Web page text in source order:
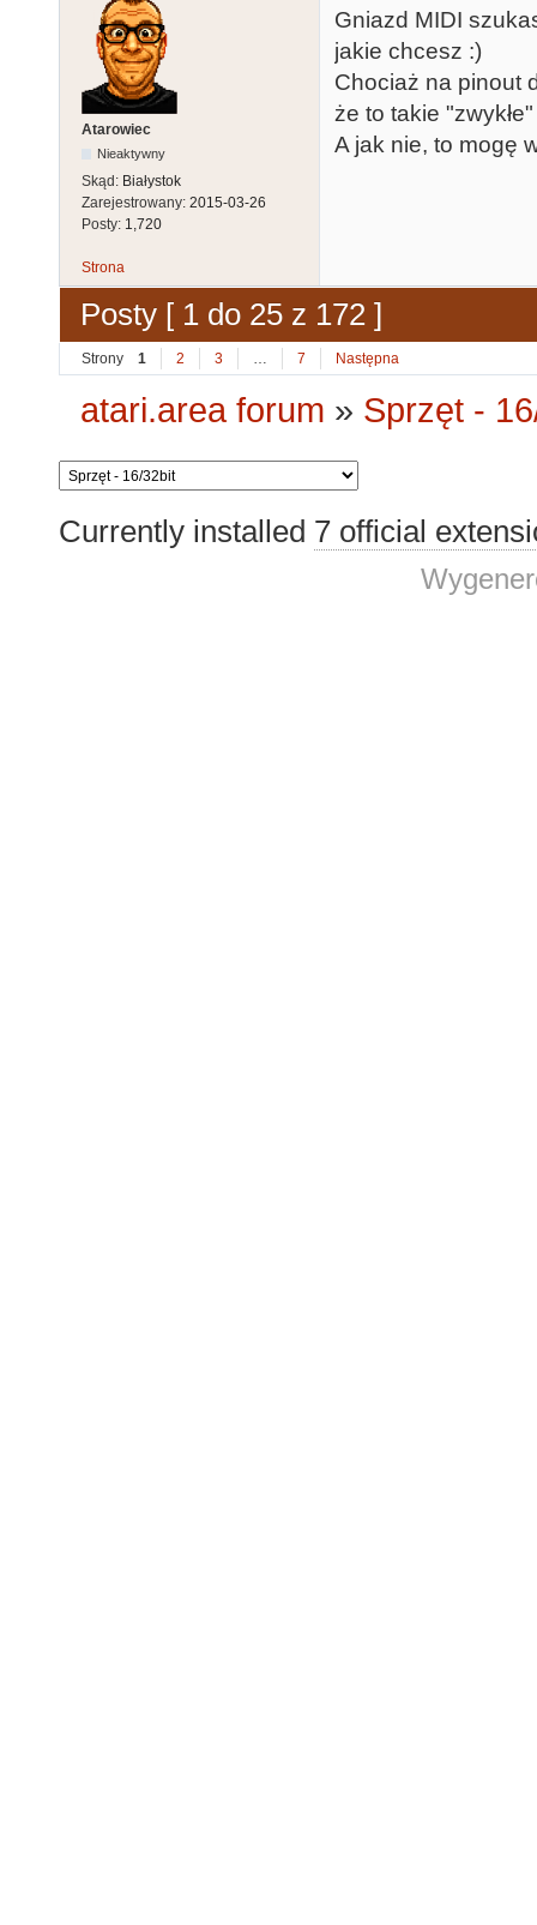
Atarowiec
Nieaktywny
Skąd: Białystok
Zarejestrowany: 2015-03-26
Posty: 1,720
Gniazd MIDI
jakie chcesz :)
Chociaż na pinout
że to takie "zwykłe"
A jak nie, to mogę
Strona
Posty [ 1 do 25 z 172 ]
Strony 1 2 3 … 7 Następna
atari.area forum » Sprzęt -
Currently installed 7 official